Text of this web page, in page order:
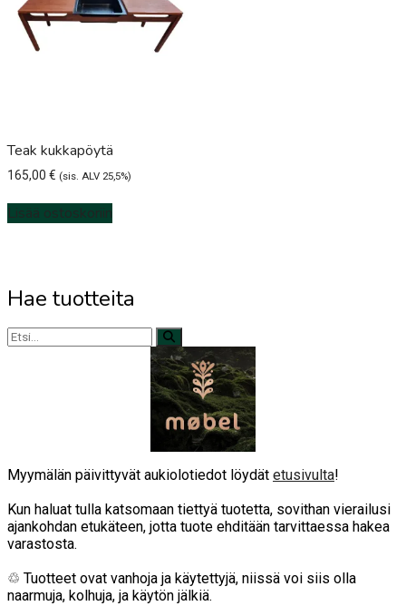
Teak kukkapöytä
165,00 € (sis. ALV 25,5%)
Lisää ostoskoriin
Hae tuotteita
Myymälän päivittyvät aukiolotiedot löydät etusivulta!
Kun haluat tulla katsomaan tiettyä tuotetta, sovithan vierailusi
ajankohdan etukäteen, jotta tuote ehditään tarvittaessa hakea
varastosta.
♲ Tuotteet ovat vanhoja ja käytettyjä, niissä voi siis olla
naarmuja, kolhuja, ja käytön jälkiä.